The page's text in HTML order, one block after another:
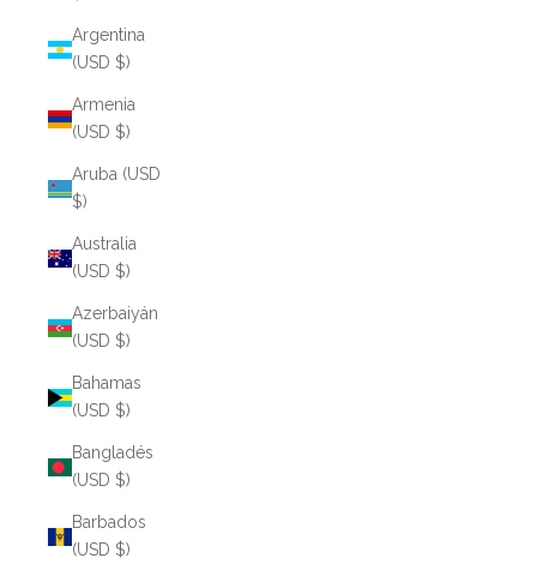
Argentina
(USD $)
Armenia
(USD $)
Aruba (USD
$)
Australia
(USD $)
Azerbaiyán
(USD $)
Bahamas
(USD $)
Bangladés
(USD $)
Barbados
(USD $)